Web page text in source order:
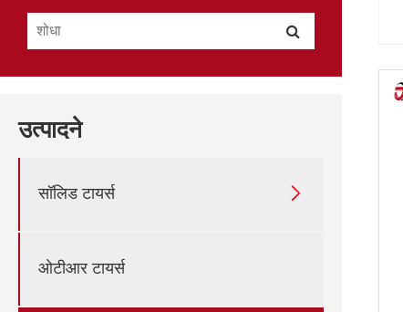
उत्पादने
सॉलिड टायर्स 
ओटीआर टायर्स